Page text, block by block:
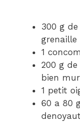
300 g
grenaille
1
200 g
bien
1 petit
60 a 80